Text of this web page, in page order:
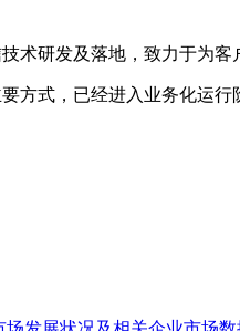
研发及落地，致力于为客
式，已经进入业务化运行